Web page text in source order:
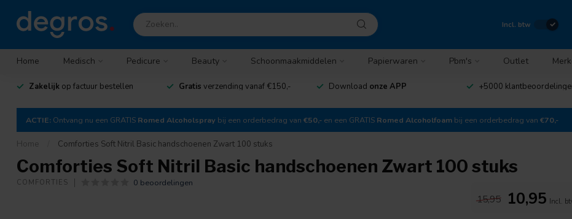
Incl. btw
Home Medisch Pedicure Beauty Schoonmaakmiddelen Papierwaren Pbm's Outlet
Zakelijk op factuur bestellen Gratis verzending vanaf €150,- Download onze APP +5000
ACTIE: Ontvang nu een GRATIS Romed Alcoholspray bij een orderbedrag van €50,- en een GRATIS Romed Alcoholfoam bij een orderbedrag van €70,-
Home Comforties Soft Nitril Basic handschoenen Zwart 100 stuks
Comforties Soft Nitril Basic handschoenen Zwart 100 stuks
COMFORTIES 0 beoordelingen
15,95 10,95 Incl.